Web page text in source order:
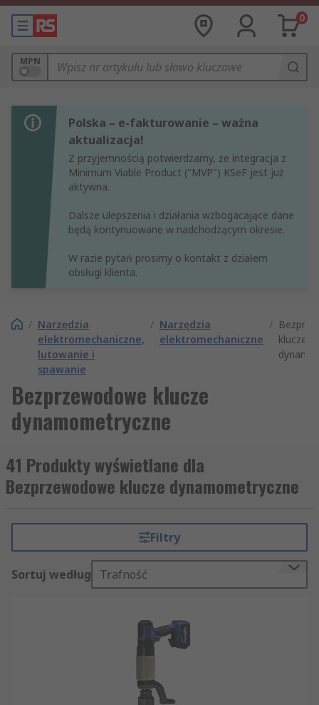
0
MPN
Polska – e-fakturowanie – ważna
aktualizacja!
Z przyjemnością potwierdzamy, że integracja z
Minimum Viable Product ("MVP") KSeF jest już
aktywna.
Dalsze ulepszenia i działania wzbogacające dane
będą kontynuowane w nadchodzącym okresie.
W razie pytań prosimy o kontakt z działem
obsługi klienta.
/ Narzędzia
elektromechaniczne,
lutowanie i
spawanie
/ Narzędzia
elektromechaniczne
/
klucze
Bezprzewodowe klucze
dynamometryczne
41 Produkty wyświetlane dla
Bezprzewodowe klucze dynamometryczne
Filtry
Sortuj według Trafność